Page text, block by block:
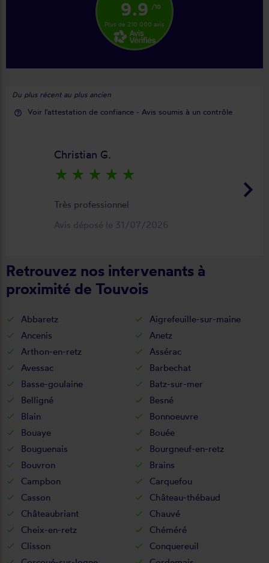
9.9 /10
Plus de 210 000 avis
Du plus récent au plus ancien
help_outline Voir l'attestation de confiance - Avis soumis à un contrôle
keyboard_arrow_right
Christian G.
star_rate star_rate star_rate star_rate star_rate
Très professionnel
Avis déposé le 31/07/2026
Retrouvez nos intervenants à
proximité de Touvois
Abbaretz
Aigrefeuille-sur-maine
Ancenis
Anetz
Arthon-en-retz
Assérac
Avessac
Barbechat
Basse-goulaine
Batz-sur-mer
Belligné
Besné
Blain
Bonnoeuvre
Bouaye
Bouée
Bouguenais
Bourgneuf-en-retz
Bouvron
Brains
Campbon
Carquefou
Casson
Château-thébaud
Châteaubriant
Chauvé
Cheix-en-retz
Chéméré
Clisson
Conquereuil